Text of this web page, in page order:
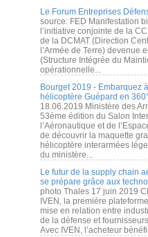
Le Forum Entreprises
source: FED Manifestation
l’initiative conjointe de la
de la DCMAT (Direction
l’Armée de Terre) devenue
(Structure Intégrée du
opérationnelle...
Bourget 2019 - Embarquez
hélicoptère Guépard en 360°
18.06.2019 Ministère des
53ème édition du Salon
l’Aéronautique et de
de découvrir la maquette
hélicoptère interarmées
du ministère...
Le futur de la supply chain
se prépare grâce aux
photo Thales 17 juin 2019
IVEN, la première
mise en relation entre
de la défense et
Avec IVEN, l’acheteur